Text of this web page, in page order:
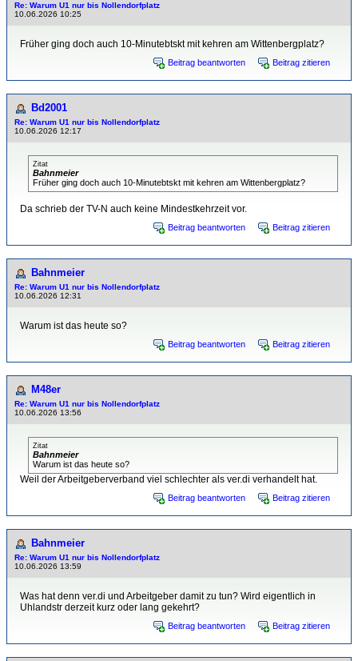
Re: Warum U1 nur bis Nollendorfplatz
10.06.2026 10:25
Früher ging doch auch 10-Minutebtskt mit kehren am Wittenbergplatz?
Beitrag beantworten Beitrag zitieren
Bd2001
Re: Warum U1 nur bis Nollendorfplatz
10.06.2026 12:17
Zitat
Bahnmeier
Früher ging doch auch 10-Minutebtskt mit kehren am Wittenbergplatz?
Da schrieb der TV-N auch keine Mindestkehrzeit vor.
Beitrag beantworten Beitrag zitieren
Bahnmeier
Re: Warum U1 nur bis Nollendorfplatz
10.06.2026 12:31
Warum ist das heute so?
Beitrag beantworten Beitrag zitieren
M48er
Re: Warum U1 nur bis Nollendorfplatz
10.06.2026 13:56
Zitat
Bahnmeier
Warum ist das heute so?
Weil der Arbeitgeberverband viel schlechter als ver.di verhandelt hat.
Beitrag beantworten Beitrag zitieren
Bahnmeier
Re: Warum U1 nur bis Nollendorfplatz
10.06.2026 13:59
Was hat denn ver.di und Arbeitgeber damit zu tun? Wird eigentlich in
Uhlandstr derzeit kurz oder lang gekehrt?
Beitrag beantworten Beitrag zitieren